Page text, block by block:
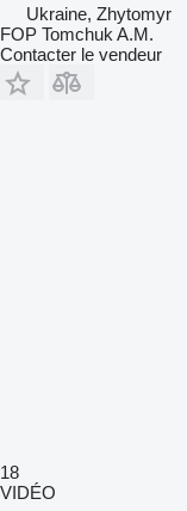
Ukraine, Zhytomyr
FOP Tomchuk A.M.
Contacter le vendeur
18
VIDÉO